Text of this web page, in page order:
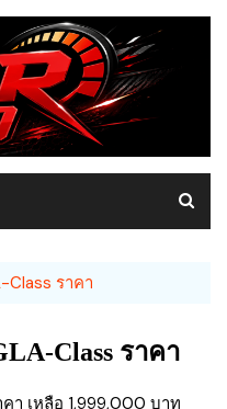
Class ราคา
Class ราคา